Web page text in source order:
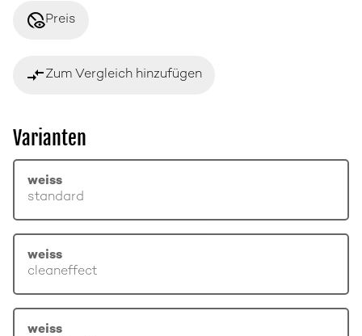
disabled_visiblePreis
compare_arrowsZum Vergleich hinzufügen
Varianten
weiss
standard
weiss
cleaneffect
weiss